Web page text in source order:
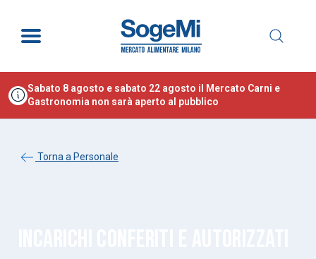
Sabato 8 agosto e sabato 22 agosto il Mercato Carni e
Gastronomia non sarà aperto al pubblico
Torna a Personale